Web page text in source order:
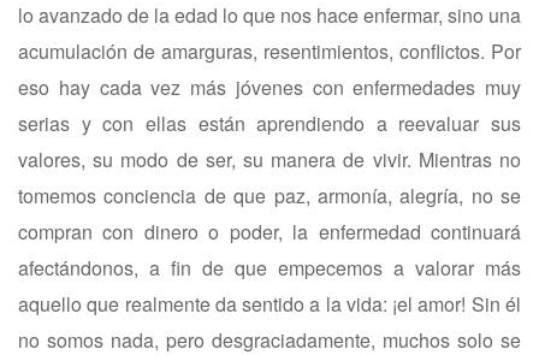
lo avanzado de la edad lo que nos hace enfermar, sino una
acumulación de amarguras, resentimientos, conflictos. Por
eso hay cada vez más jóvenes con enfermedades muy
serias y con ellas están aprendiendo a reevaluar sus
valores, su modo de ser, su manera de vivir. Mientras no
tomemos conciencia de que paz, armonía, alegría, no se
compran con dinero o poder, la enfermedad continuará
afectándonos, a fin de que empecemos a valorar más
aquello que realmente da sentido a la vida: ¡el amor! Sin él
no somos nada, pero desgraciadamente, muchos solo se